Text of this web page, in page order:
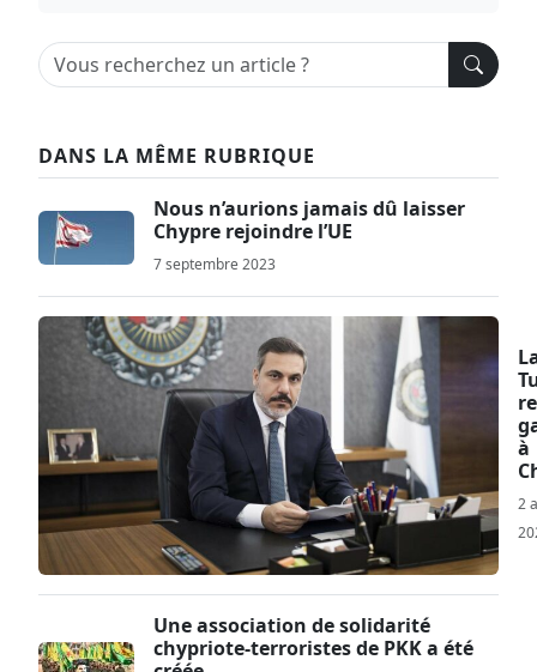
DANS LA MÊME RUBRIQUE
Nous n’aurions jamais dû laisser
Chypre rejoindre l’UE
7 septembre 2023
à
2
Une association de solidarité
chypriote-terroristes de PKK a été